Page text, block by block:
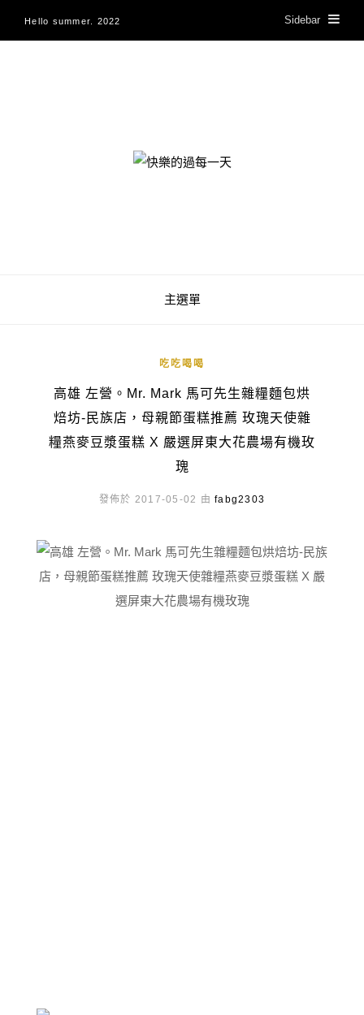
Hello summer. 2022 Sidebar
快樂的過每一天
主選單
吃吃喝喝
高雄 左營。Mr. Mark 馬可先生雜糧麵包烘
焙坊-民族店，母親節蛋糕推薦 玫瑰天使雜
糧燕麥豆漿蛋糕 X 嚴選屏東大花農場有機玫
瑰
發佈於 2017-05-02 由fabg2303